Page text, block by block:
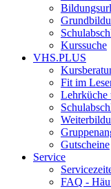
Kurssuche
VHS.PLUS
Fit im
Lehrküche
Gutscheine
Service
FAQ -